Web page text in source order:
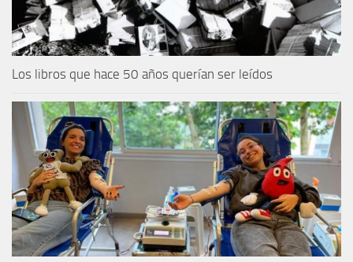
Los libros que hace 50 años querían ser leídos